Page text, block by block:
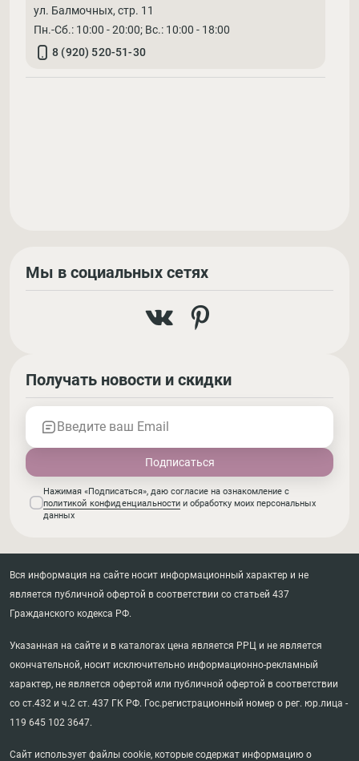
ул. Балмочных, стр. 11
Пн.-Сб.: 10:00 - 20:00; Вс.: 10:00 - 18:00
8 (920) 520-51-30
Мы в социальных сетях
Получать новости и скидки
Введите ваш Email
Нажимая «Подписаться», даю согласие на ознакомление с
политикой конфиденциальности и обработку моих персональных
данных
Вся информация на сайте носит информационный характер и не
является публичной офертой в соответствии со статьей 437
Гражданского кодекса РФ.
Указанная на сайте и в каталогах цена является РРЦ и не является
окончательной, носит исключительно информационно-рекламный
характер, не является офертой или публичной офертой в соответствии
со ст.432 и ч.2 ст. 437 ГК РФ. Гос.регистрационный номер о рег. юр.лица -
119 645 102 3647.
Сайт использует файлы cookie, которые содержат информацию о